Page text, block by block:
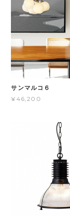
サンマルコ６
¥46,200